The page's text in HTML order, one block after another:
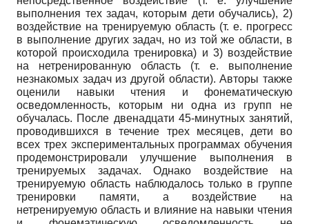
выполнения тех задач, которым дети обучались), 2)
воздействие на тренируемую область (т. е. прогресс
в выполнение других задач, но из той же области, в
которой происходила тренировка) и 3) воздействие
на нетренированную область (т. е. выполнение
незнакомых задач из другой области). Авторы также
оценили навыки чтения и фонематическую
осведомленность, которым ни одна из групп не
обучалась. После двенадцати 45-минутных занятий,
проводившихся в течение трех месяцев, дети во
всех трех экспериментальных программах обучения
продемонстрировали улучшение выполнения в
тренируемых задачах. Однако воздействие на
тренируемую область наблюдалось только в группе
тренировки памяти, а воздействие на
нетренируемую область и влияние на навыки чтения